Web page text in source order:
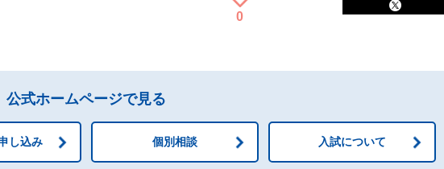
0
公式ホームページで見る
し込み 個別相談 入試について